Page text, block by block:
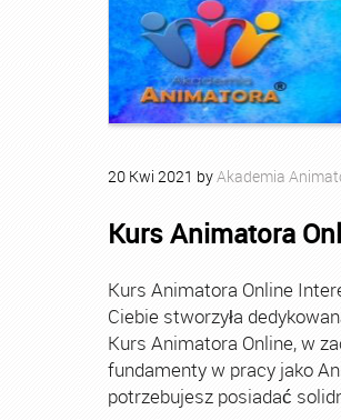
20 Kwi 2021 byAkademia
Kurs Animatora
Kurs Animatora Online
Ciebie stworzyła
Kurs Animatora Online, w
fundamenty w pracy jako
potrzebujesz posiadać